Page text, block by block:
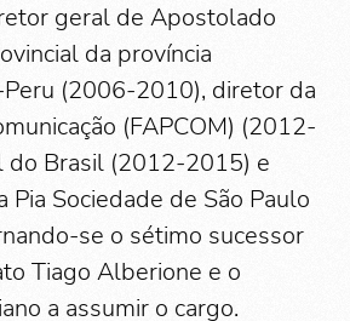
geral de Apostolado
da província
(2006-2010), diretor da
(FAPCOM) (2012-
do Brasil (2012-2015) e
Sociedade de São Paulo
se o sétimo sucessor
Tiago Alberione e o
a assumir o cargo.